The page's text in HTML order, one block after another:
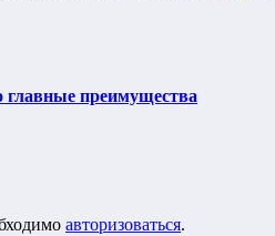
главные преимущества
авторизоваться.